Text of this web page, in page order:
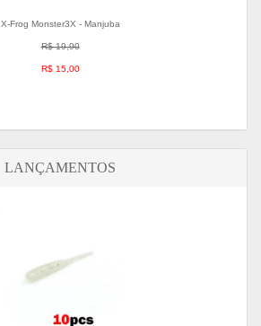
X-Frog Monster3X - Manjuba
R$ 19,90
R$ 15,00
LANÇAMENTOS